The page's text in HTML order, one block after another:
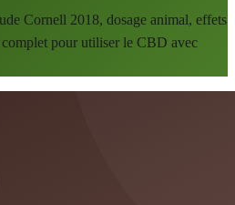
Cornell 2018, dosage animal, effets
pour utiliser le CBD avec